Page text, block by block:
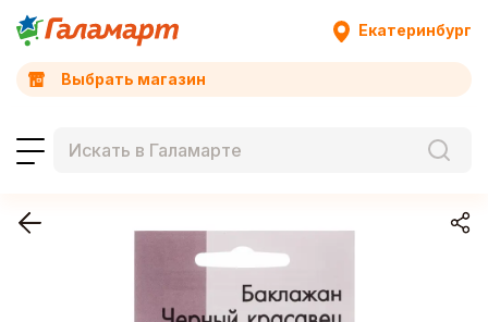
Екатеринбург
Выбрать магазин